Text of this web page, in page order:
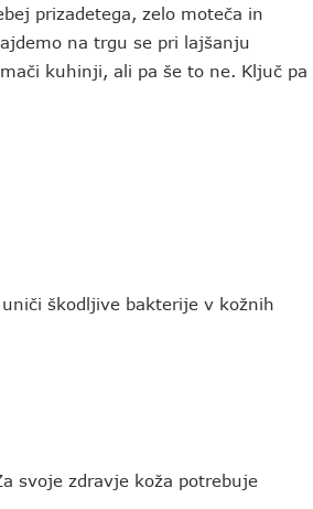
prizadetega, zelo moteča in
na trgu se pri lajšanju
kuhinji, ali pa še to ne. Ključ pa
škodljive bakterije v kožnih
svoje zdravje koža potrebuje